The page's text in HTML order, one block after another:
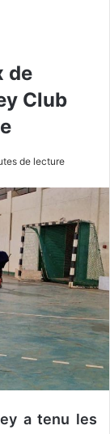
de
Club
de lecture
a tenu les